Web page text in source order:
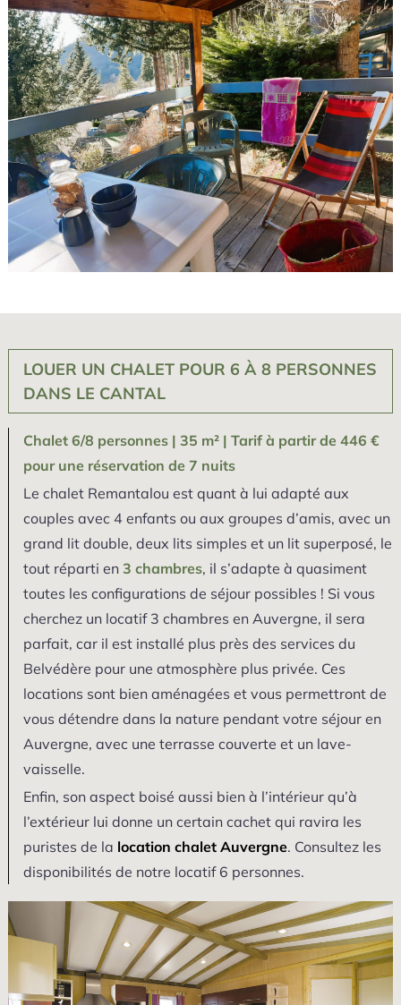
LOUER UN CHALET POUR 6 À 8 PERSONNES
DANS LE CANTAL
Chalet 6/8 personnes | 35 m² | Tarif à partir de 446 €
pour une réservation de 7 nuits
Le chalet Remantalou est quant à lui adapté aux
couples avec 4 enfants ou aux groupes d’amis, avec un
grand lit double, deux lits simples et un lit superposé, le
tout réparti en 3 chambres, il s’adapte à quasiment
toutes les configurations de séjour possibles ! Si vous
cherchez un locatif 3 chambres en Auvergne, il sera
parfait, car il est installé plus près des services du
Belvédère pour une atmosphère plus privée. Ces
locations sont bien aménagées et vous permettront de
vous détendre dans la nature pendant votre séjour en
Auvergne, avec une terrasse couverte et un lave-
vaisselle.
Enfin, son aspect boisé aussi bien à l’intérieur qu’à
l’extérieur lui donne un certain cachet qui ravira les
puristes de la location chalet Auvergne. Consultez les
disponibilités de notre locatif 6 personnes.